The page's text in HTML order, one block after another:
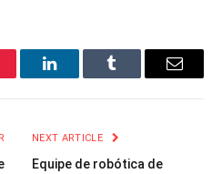
LinkedInTumblr Email
NEXT ARTICLE
Equipe de robótica de